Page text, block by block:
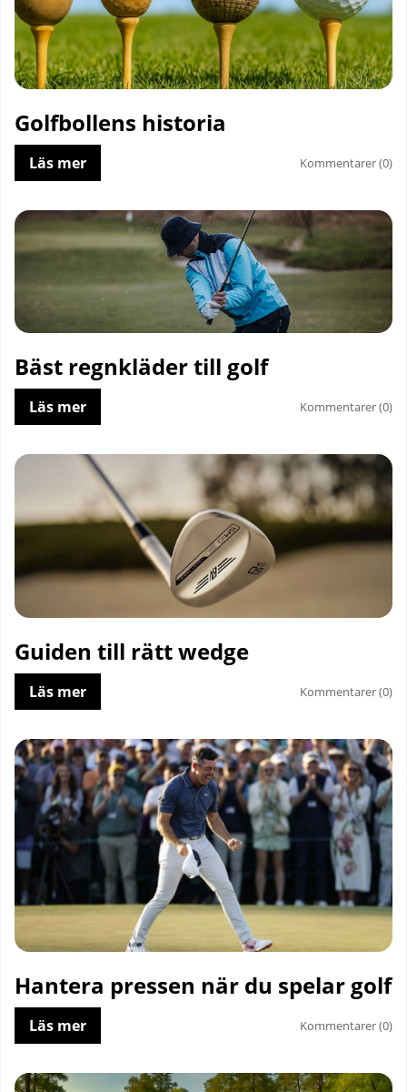
Golfbollens historia
Läs mer Kommentarer (0)
Bäst regnkläder till golf
Läs mer Kommentarer (0)
Guiden till rätt wedge
Läs mer Kommentarer (0)
Hantera pressen när du spelar golf
Läs mer Kommentarer (0)